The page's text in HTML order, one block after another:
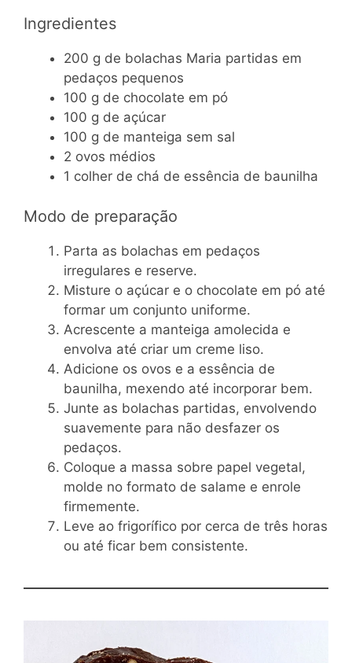
Ingredientes
200 g de bolachas Maria partidas em
pedaços pequenos
100 g de chocolate em pó
100 g de açúcar
100 g de manteiga sem sal
2 ovos médios
1 colher de chá de essência de baunilha
Modo de preparação
Parta as bolachas em pedaços
irregulares e reserve.
Misture o açúcar e o chocolate em pó até
formar um conjunto uniforme.
Acrescente a manteiga amolecida e
envolva até criar um creme liso.
Adicione os ovos e a essência de
baunilha, mexendo até incorporar bem.
Junte as bolachas partidas, envolvendo
suavemente para não desfazer os
pedaços.
Coloque a massa sobre papel vegetal,
molde no formato de salame e enrole
firmemente.
Leve ao frigorífico por cerca de três horas
ou até ficar bem consistente.